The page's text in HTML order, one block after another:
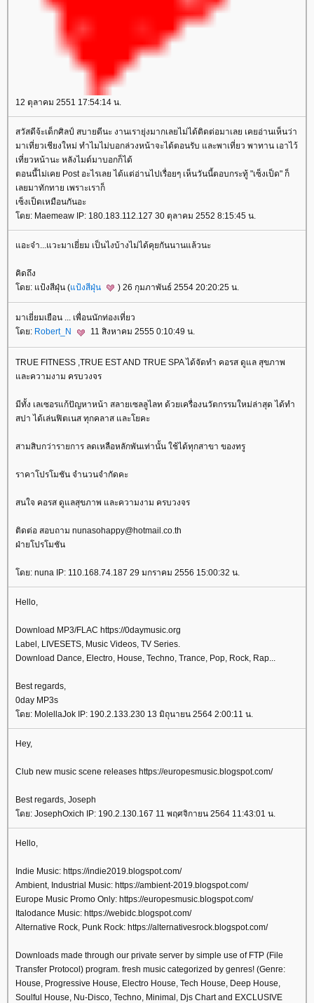
12 ตุลาคม 2551 17:54:14 น.
สวัสดีจ้ะเด็กศิลป์ สบายดีนะ งานเรายุ่งมากเลยไม่ได้ติดต่อมาเลย เคยอ่านเห็นว่า
มาเที่ยวเชียงใหม่ ทำไมไม่บอกล่วงหน้าจะได้ตอนรับ และพาเที่ยว พาทาน เอาไว้
เที่ยวหน้านะ หลังไมด์มาบอกก็ได้
ตอนนี้ไม่เคย Post อะไรเลย ได้แต่อ่านไปเรื่อยๆ เห็นวันนี้ตอบกระทู้ "เซ็งเป็ด" ก็
เลยมาทักทาย เพราะเราก็
เซ็งเป็ดเหมือนกันอะ
ดย: Maemeaw IP: 180.183.112.127 30 ตุลาคม 2552 8:15:45 น.
อะจ๋า...แวะมาเยี่ยม เป็นไงบ้างไม่ได้คุยกันนานแล้วนะ
คิดถึง
ดย: แป้งสีฝุ่น (ป้งสีฝุ่น ) 26 กุมภาพันธ์ 2554 20:20:25 น.
มาเยี่ยมเยือน ... เพื่อนนักท่องเที่ยว
ดย: Robert_N 11 สิงหาคม 2555 0:10:49 น.
TRUE FITNESS ,TRUE EST AND TRUE SPA ได้จัดทำ คอรส ดูแล สุขภาพ
ละความงาม ครบวงจร
มีทั้ง เลเซอรแก้ปัญหาหน้า สลายเซลลูไลท ด้วยเครื่องนวัตกรรมใหม่ล่าสุด ได้ทำ
สปา ได้เล่นฟิตเนส ทุกคลาส และโยคะ
สามสิบกว่ารายการ ลดเหลือหลักพันเท่านั้น ใช้ได้ทุกสาขา ของทรู
ราคาโปรโมชัน จำนวนจำกัดคะ
สนใจ คอรส ดูแลสุขภาพ และความงาม ครบวงจร
ติดต่อ สอบถาม nunasohappy@hotmail.co.th
ฝ่ายโปรโมชัน
ดย: nuna IP: 110.168.74.187 29 มกราคม 2556 15:00:32 น.
Hello,
Download MP3/FLAC https://0daymusic.org
Label, LIVESETS, Music Videos, TV Series.
Download Dance, Electro, House, Techno, Trance, Pop, Rock, Rap...
Best regards,
0day MP3s
ดย: MolellaJok IP: 190.2.133.230 13 มิถุนายน 2564 2:00:11 น.
Hey,
Club new music scene releases https://europesmusic.blogspot.com/
Best regards, Joseph
ดย: JosephOxich IP: 190.2.130.167 11 พฤศจิกายน 2564 11:43:01 น.
Hello,
Indie Music: https://indie2019.blogspot.com/
Ambient, Industrial Music: https://ambient-2019.blogspot.com/
Europe Music Promo Only: https://europesmusic.blogspot.com/
Italodance Music: https://webidc.blogspot.com/
Alternative Rock, Punk Rock: https://alternativesrock.blogspot.com/
Downloads made through our private server by simple use of FTP (File
Transfer Protocol) program. fresh music categorized by genres! (Genre:
House, Progressive House, Electro House, Tech House, Deep House,
Soulful House, Nu-Disco, Techno, Minimal, Djs Chart and EXCLUSIVE